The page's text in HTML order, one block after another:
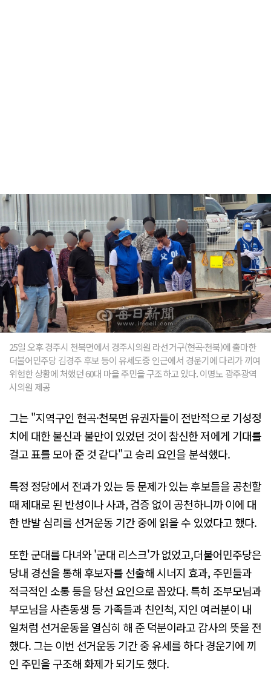
25일 오후 경주시 천북면에서 경주시의원 라선거구(현곡·천북)에 출마한
더불어민주당 김경주 후보 등이 유세도중 인근에서 경운기에 다리가 끼여
위험한 상황에 처했던 60대 마을 주민을 구조하고 있다. 이명노 광주광역
시의원 제공
그는 "지역구인 현곡·천북면 유권자들이 전반적으로 기성정
치에 대한 불신과 불만이 있었던 것이 참신한 저에게 기대를
걸고 표를 모아 준 것 같다"고 승리 요인을 분석했다.
특정 정당에서 전과가 있는 등 문제가 있는 후보들을 공천할
때 제대로 된 반성이나 사과, 검증 없이 공천하니까 이에 대
한 반발 심리를 선거운동 기간 중에 읽을 수 있었다고 했다.
또한 군대를 다녀와 '군대 리스크'가 없었고,더불어민주당은
당내 경선을 통해 후보자를 선출해 시너지 효과, 주민들과
적극적인 소통 등을 당선 요인으로 꼽았다. 특히 조부모님과
부모님을 사촌동생 등 가족들과 친인척, 지인 여러분이 내
일처럼 선거운동을 열심히 해 준 덕분이라고 감사의 뜻을 전
했다. 그는 이번 선거운동 기간 중 유세를 하다 경운기에 끼
인 주민을 구조해 화제가 되기도 했다.